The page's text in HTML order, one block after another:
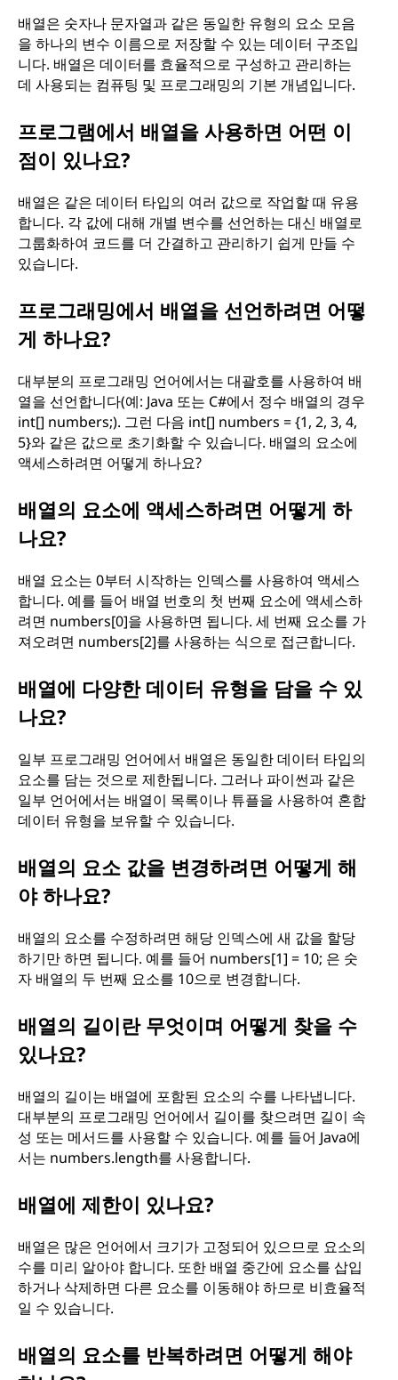
래
밍
과
어
떤
관
련
이
있
나
요
배열은 숫자나 문자열과 같은 동일한 유형의 요소 모음
을 하나의 변수 이름으로 저장할 수 있는 데이터 구조입
니다. 배열은 데이터를 효율적으로 구성하고 관리하는
데 사용되는 컴퓨팅 및 프로그래밍의 기본 개념입니다.
프로그램에서 배열을 사용하면 어떤 이
점이 있나요?
배열은 같은 데이터 타입의 여러 값으로 작업할 때 유용
합니다. 각 값에 대해 개별 변수를 선언하는 대신 배열로
그룹화하여 코드를 더 간결하고 관리하기 쉽게 만들 수
있습니다.
프로그래밍에서 배열을 선언하려면 어떻
게 하나요?
대부분의 프로그래밍 언어에서는 대괄호를 사용하여 배
열을 선언합니다(예: Java 또는 C#에서 정수 배열의 경우
int[] numbers;). 그런 다음 int[] numbers = {1, 2, 3, 4,
5}와 같은 값으로 초기화할 수 있습니다. 배열의 요소에
액세스하려면 어떻게 하나요?
배열의 요소에 액세스하려면 어떻게 하
나요?
배열 요소는 0부터 시작하는 인덱스를 사용하여 액세스
합니다. 예를 들어 배열 번호의 첫 번째 요소에 액세스하
려면 numbers[0]을 사용하면 됩니다. 세 번째 요소를 가
져오려면 numbers[2]를 사용하는 식으로 접근합니다.
배열에 다양한 데이터 유형을 담을 수 있
나요?
일부 프로그래밍 언어에서 배열은 동일한 데이터 타입의
요소를 담는 것으로 제한됩니다. 그러나 파이썬과 같은
일부 언어에서는 배열이 목록이나 튜플을 사용하여 혼합
데이터 유형을 보유할 수 있습니다.
배열의 요소 값을 변경하려면 어떻게 해
야 하나요?
배열의 요소를 수정하려면 해당 인덱스에 새 값을 할당
하기만 하면 됩니다. 예를 들어 numbers[1] = 10; 은 숫
자 배열의 두 번째 요소를 10으로 변경합니다.
배열의 길이란 무엇이며 어떻게 찾을 수
있나요?
배열의 길이는 배열에 포함된 요소의 수를 나타냅니다.
대부분의 프로그래밍 언어에서 길이를 찾으려면 길이 속
성 또는 메서드를 사용할 수 있습니다. 예를 들어 Java에
서는 numbers.length를 사용합니다.
배열에 제한이 있나요?
배열은 많은 언어에서 크기가 고정되어 있으므로 요소의
수를 미리 알아야 합니다. 또한 배열 중간에 요소를 삽입
하거나 삭제하면 다른 요소를 이동해야 하므로 비효율적
일 수 있습니다.
배열의 요소를 반복하려면 어떻게 해야